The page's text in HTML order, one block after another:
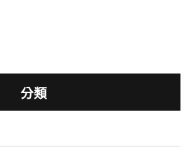
分類